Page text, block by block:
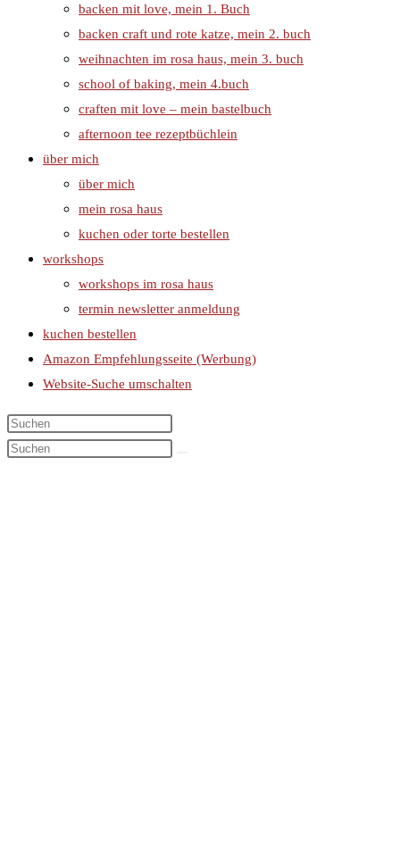
backen mit love, mein 1. Buch
backen craft und rote katze, mein 2. buch
weihnachten im rosa haus, mein 3. buch
school of baking, mein 4.buch
craften mit love – mein bastelbuch
afternoon tee rezeptbüchlein
über mich
über mich
mein rosa haus
kuchen oder torte bestellen
workshops
workshops im rosa haus
termin newsletter anmeldung
kuchen bestellen
Amazon Empfehlungsseite (Werbung)
Website-Suche umschalten